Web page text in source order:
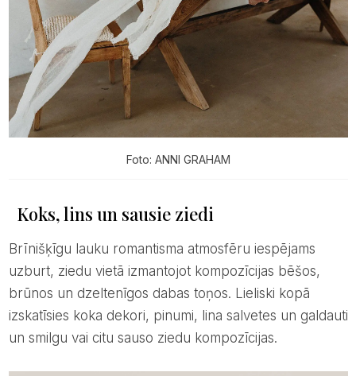
Foto: ANNI GRAHAM
Koks, lins un sausie ziedi
Brīnišķīgu lauku romantisma atmosfēru iespējams
uzburt, ziedu vietā izmantojot kompozīcijas bēšos,
brūnos un dzeltenīgos dabas toņos. Lieliski kopā
izskatīsies koka dekori, pinumi, lina salvetes un galdauti
un smilgu vai citu sauso ziedu kompozīcijas.